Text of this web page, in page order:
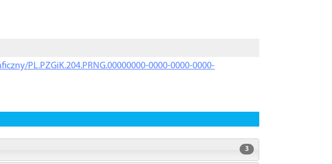
PL.PZGiK.204.PRNG.00000000-0000-0000-0000-
3